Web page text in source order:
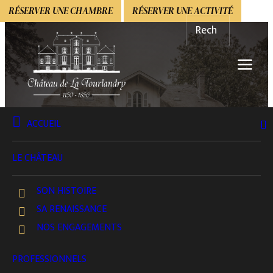
RÉSERVER UNE CHAMBRE RÉSERVER UNE ACTIVITÉ
ACCUEIL
LE CHÂTEAU
SON HISTOIRE
SA RENAISSANCE
NOS ENGAGEMENTS
PROFESSIONNELS
Politique de cookies (UE)